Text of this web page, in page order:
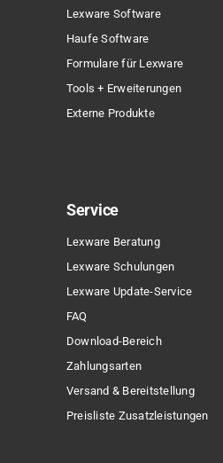
Lexware Software
Haufe Software
Formulare für Lexware
Tools + Erweiterungen
Externe Produkte
Service
Lexware Beratung
Lexware Schulungen
Lexware Update-Service
FAQ
Download-Bereich
Zahlungsarten
Versand & Bereitstellung
Preisliste Zusatzleistungen